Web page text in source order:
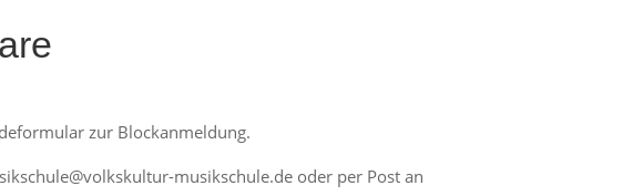
zur Blockanmeldung.
musikschule.de oder per Post an